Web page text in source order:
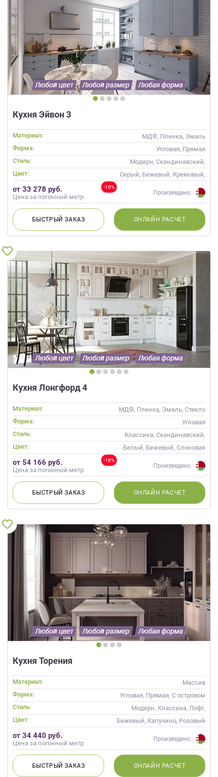
Кухня Эйвон 3
Материал:
МДФ, Пленка, Эмаль
Форма:
Угловая, Прямая
Стиль:
Модерн, Скандинавский,
Неоклассика, Современные
Цвет:
Серый, Бежевый, Кремовый,
Капучино
-10%
от 33 278 руб.
Цена за погонный метр
Произведено:
БЫСТРЫЙЗАКАЗ ОНЛАЙН РАСЧЕТ
Кухня Лонгфорд 4
Материал:
МДФ, Пленка, Эмаль, Стекло
Форма:
Угловая
Стиль:
Классика, Скандинавский,
Неоклассика
Цвет:
Белый, Бежевый, Слоновая
кость, Кремовый
-10%
от 54 166 руб.
Цена за погонный метр
Произведено:
БЫСТРЫЙЗАКАЗ ОНЛАЙН РАСЧЕТ
Кухня Торения
Материал:
Массив
Форма:
Угловая, Прямая, С островом
Стиль:
Модерн, Классика, Лофт,
Скандинавский, Неоклассика,
Современные
Цвет: Бежевый, Капучино, Розовый
от 34 440 руб.
Цена за погонный метр
Произведено:
БЫСТРЫЙЗАКАЗ ОНЛАЙН РАСЧЕТ